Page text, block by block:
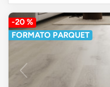
-20 %
FORMATO PARQUET